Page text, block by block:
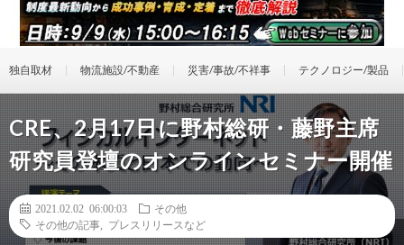
独自取材 物流施設/不動産 災害/事故/不祥事 テクノロジー/製品
CRE、2月17日に野村総研・藤野主席
研究員登壇のオンラインセミナー開催
2021.02.02 06:00:03
その他
その他の記事
プレスリリースなど